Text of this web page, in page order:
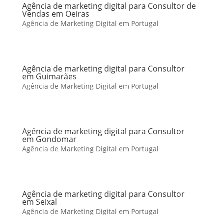
Agência de marketing digital para Consultor de
Vendas em Oeiras
Agência de Marketing Digital em Portugal
Agência de marketing digital para Consultor
em Guimarães
Agência de Marketing Digital em Portugal
Agência de marketing digital para Consultor
em Gondomar
Agência de Marketing Digital em Portugal
Agência de marketing digital para Consultor
em Seixal
Agência de Marketing Digital em Portugal